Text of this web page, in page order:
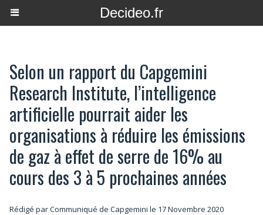
Decideo.fr
Selon un rapport du Capgemini
Research Institute, l’intelligence
artificielle pourrait aider les
organisations à réduire les émissions
de gaz à effet de serre de 16% au
cours des 3 à 5 prochaines années
Rédigé par Communiqué de Capgemini le 17 Novembre 2020